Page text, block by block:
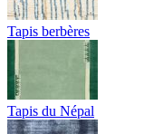
Tapis berbères
Tapis du Népal